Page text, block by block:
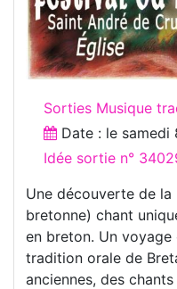
Sorties Musique
Date : le samedi
Idée sortie n°
Une découverte de
bretonne) chant
en breton. Un voyage
tradition orale de
anciennes, des